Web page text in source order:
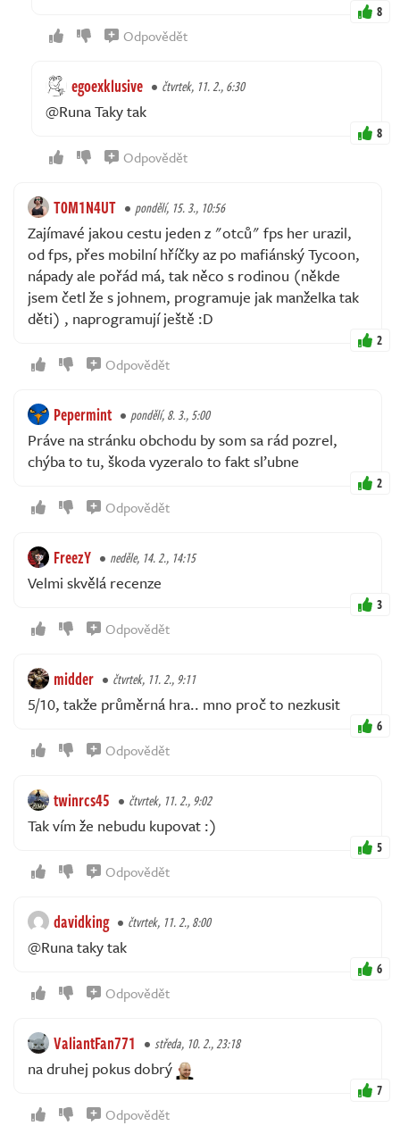
8
Odpovědět
egoexklusive čtvrtek, 11. 2., 6:30
@Runa Taky tak
8
Odpovědět
T0M1N4UT pondělí, 15. 3., 10:56
Zajímavé jakou cestu jeden z "otců" fps her urazil,
od fps, přes mobilní hříčky az po mafiánský Tycoon,
nápady ale pořád má, tak něco s rodinou (někde
jsem četl že s johnem, programuje jak manželka tak
děti) , naprogramují ještě :D
2
Odpovědět
Pepermint pondělí, 8. 3., 5:00
Práve na stránku obchodu by som sa rád pozrel,
chýba to tu, škoda vyzeralo to fakt sľubne
2
Odpovědět
FreezY neděle, 14. 2., 14:15
Velmi skvělá recenze
3
Odpovědět
midder čtvrtek, 11. 2., 9:11
5/10, takže průměrná hra.. mno proč to nezkusit
6
Odpovědět
twinrcs45 čtvrtek, 11. 2., 9:02
Tak vím že nebudu kupovat :)
5
Odpovědět
davidking čtvrtek, 11. 2., 8:00
@Runa taky tak
6
Odpovědět
ValiantFan771 středa, 10. 2., 23:18
na druhej pokus dobrý
7
Odpovědět